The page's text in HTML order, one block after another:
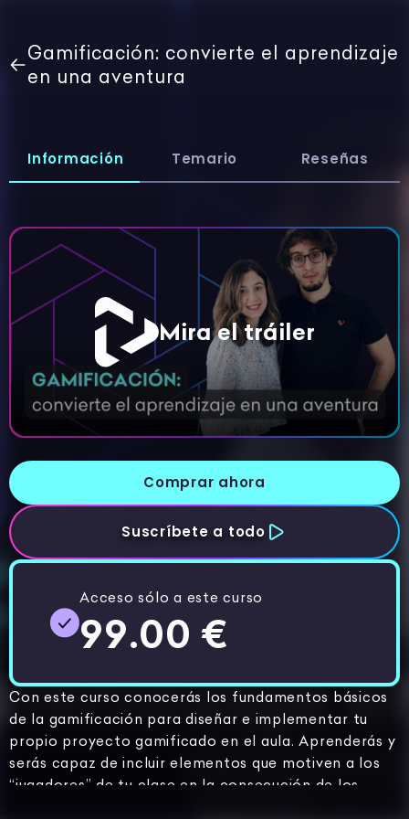
Gamificación: convierte el aprendizaje
en una aventura
Información Temario Reseñas
Con este curso conocerás los fundamentos básicos
de la gamificación para diseñar e implementar tu
propio proyecto gamificado en el aula. Aprenderás y
serás capaz de incluir elementos que motiven a los
“jugadores” de tu clase en la consecución de los
Mira el tráiler
Comprar ahora
Suscríbete a todo
Acceso sólo a este curso
99.00 €